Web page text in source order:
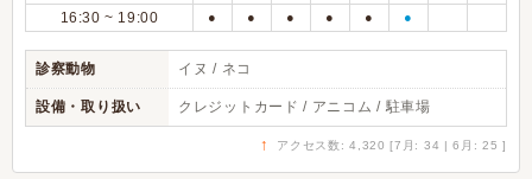
16:30 ~ 19:00 ● ● ● ● ● ●
診察動物 イヌ / ネコ
設備・取り扱い クレジットカード / アニコム / 駐車場
↑ アクセス数: 4,320 [7月: 34 | 6月: 25 ]